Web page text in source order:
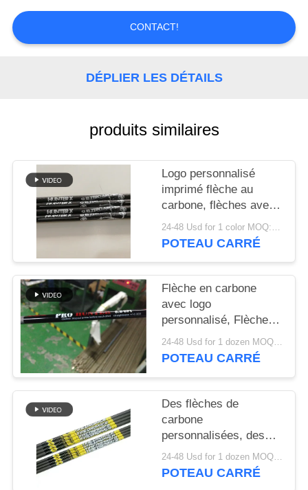
DEMANDEZ
CITATION
SITE
POLITIQUE
CONFIDENTIALITÉ
CONTACT!
DÉPLIER LES DÉTAILS
produits similaires
Logo personnalisé
imprimé flèche au
carbone, flèches avec
logo imprimé,
personnalisé de
d'arbalète
24-48 Usd for 1 color MOQ:12pcs
POTEAU CARRÉ
Flèche en carbone
avec logo
personnalisé, Flèches
sérigraphiées, Flèches
en bois et motifs
24-48 Usd for 1 dozen MOQ:12pcs
POTEAU CARRÉ
Des flèches de
carbone
personnalisées, des
flèches
personnalisées, des
24-48 Usd for 1 dozen MOQ:12 pièces
POTEAU CARRÉ